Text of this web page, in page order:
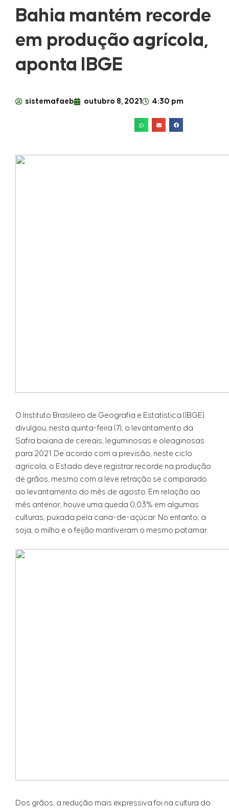
Bahia mantém recorde
em produção agrícola,
aponta IBGE
sistemafaeb outubro 8, 2021 4:30 pm
O Instituto Brasileiro de Geografia e Estatística (IBGE)
divulgou, nesta quinta-feira (7), o levantamento da
Safra baiana de cereais, leguminosas e oleaginosas
para 2021. De acordo com a previsão, neste ciclo
agrícola, o Estado deve registrar recorde na produção
de grãos, mesmo com a leve retração se comparado
ao levantamento do mês de agosto. Em relação ao
mês anterior, houve uma queda 0,03% em algumas
culturas, puxada pela cana-de-açúcar. No entanto, a
soja, o milho e o feijão mantiveram o mesmo patamar.
Dos grãos, a redução mais expressiva foi na cultura do